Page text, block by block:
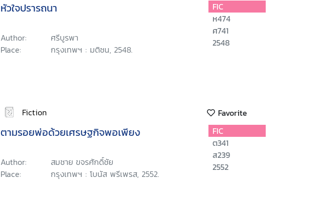
หัวใจปรารถนา
Author:
ศรีบูรพา
Place:
กรุงเทพฯ : มติชน, 2548.
FIC
ห474
ศ741
2548
Fiction Favorite
ตามรอยพ่อด้วยเศรษฐกิจพอเพียง
Author:
สมชาย ขจรศักดิ์ชัย
Place:
กรุงเทพฯ : โบนัส พรีเพรส, 2552.
FIC
ต341
ส239
2552